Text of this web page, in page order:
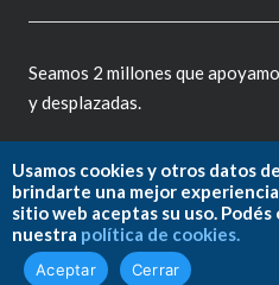
Seamos 2 millones que
y desplazadas.
Fundación
Copyright © 2026.
Usamos cookies y otros datos
brindarte una mejor
sitio web aceptas su uso.
nuestra política de cookies.
Aceptar Cerrar